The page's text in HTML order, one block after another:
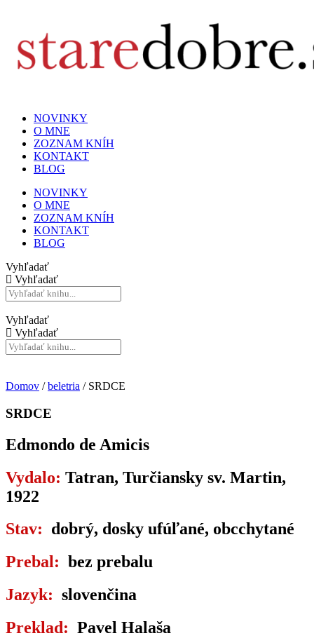
NOVINKY
O MNE
ZOZNAM KNÍH
KONTAKT
BLOG
NOVINKY
O MNE
ZOZNAM KNÍH
KONTAKT
BLOG
Vyhľadať
Vyhľadať
Vyhľadať
Vyhľadať
Domov /beletria / SRDCE
SRDCE
Edmondo de Amicis
Vydalo: Tatran, Turčiansky sv. Martin,
1922
Stav: dobrý, dosky ufúľané, obcchytané
Prebal: bez prebalu
Jazyk: slovenčina
Preklad: Pavel Halaša